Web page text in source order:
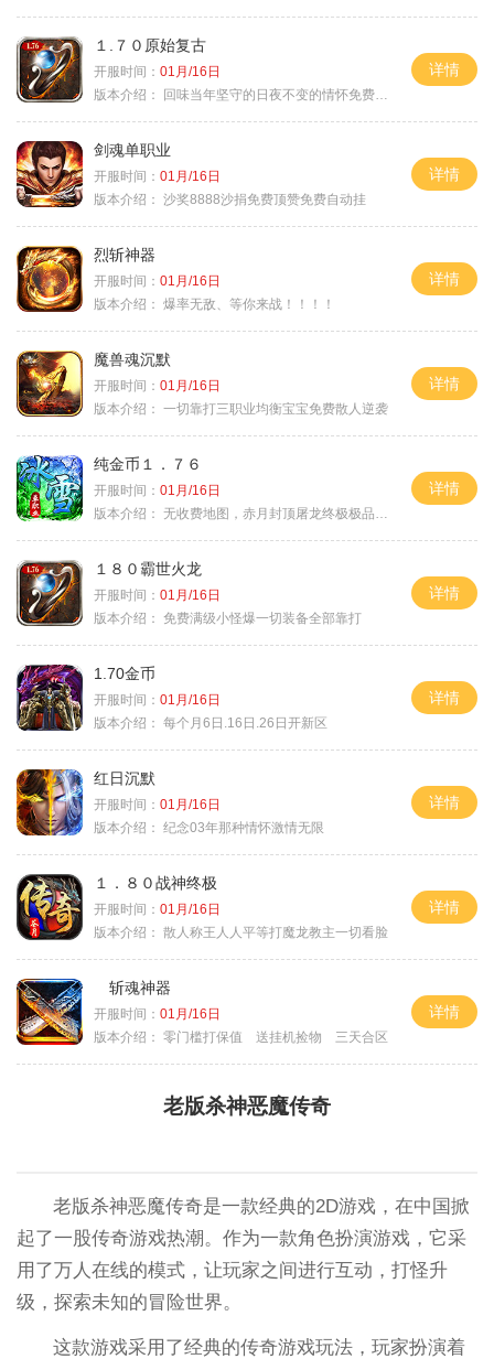
１.７０原始复古
开服时间： 01月/16日
版本介绍：
回味当年坚守的日夜不变的情怀免费绿色
详情
剑魂单职业
开服时间： 01月/16日
版本介绍： 沙奖8888沙捐免费顶赞免费自动挂
详情
烈斩神器
开服时间： 01月/16日
版本介绍： 爆率无敌、等你来战！！！！
详情
魔兽魂沉默
开服时间： 01月/16日
版本介绍： 一切靠打三职业均衡宝宝免费散人逆袭
详情
纯金币１．７６
开服时间： 01月/16日
版本介绍： 无收费地图，赤月封顶屠龙终极极品＋６
详情
１８０霸世火龙
开服时间： 01月/16日
版本介绍： 免费满级小怪爆一切装备全部靠打
详情
1.70金币
开服时间： 01月/16日
版本介绍： 每个月6日.16日.26日开新区
详情
红日沉默
开服时间： 01月/16日
版本介绍： 纪念03年那种情怀激情无限
详情
１．８０战神终极
开服时间： 01月/16日
版本介绍： 散人称王人人平等打魔龙教主一切看脸
详情
斩魂神器
开服时间： 01月/16日
版本介绍： 零门槛打保值 送挂机捡物 三天合区
详情
老版杀神恶魔传奇
老版杀神恶魔传奇是一款经典的2D游戏，在中国掀
起了一股传奇游戏热潮。作为一款角色扮演游戏，它采
用了万人在线的模式，让玩家之间进行互动，打怪升
级，探索未知的冒险世界。
这款游戏采用了经典的传奇游戏玩法，玩家扮演着